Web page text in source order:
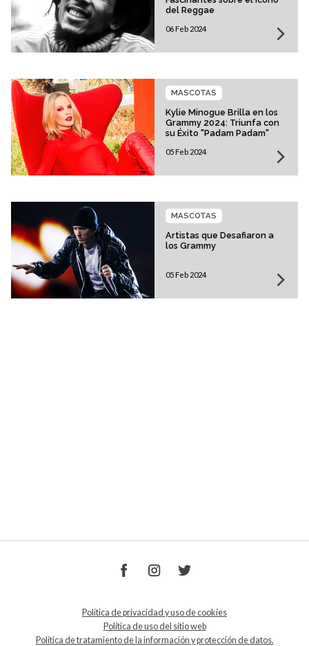
del Reggae
06 Feb 2024
Kylie Minogue Brilla en los
Grammy 2024: Triunfa con
su Éxito "Padam Padam"
MASCOTAS
05 Feb 2024
Artistas que Desafiaron a
los Grammy
MASCOTAS
05 Feb 2024
Política de privacidad y uso de cookies
Política de uso del sitio web
Política de tratamiento de la información y protección de datos.